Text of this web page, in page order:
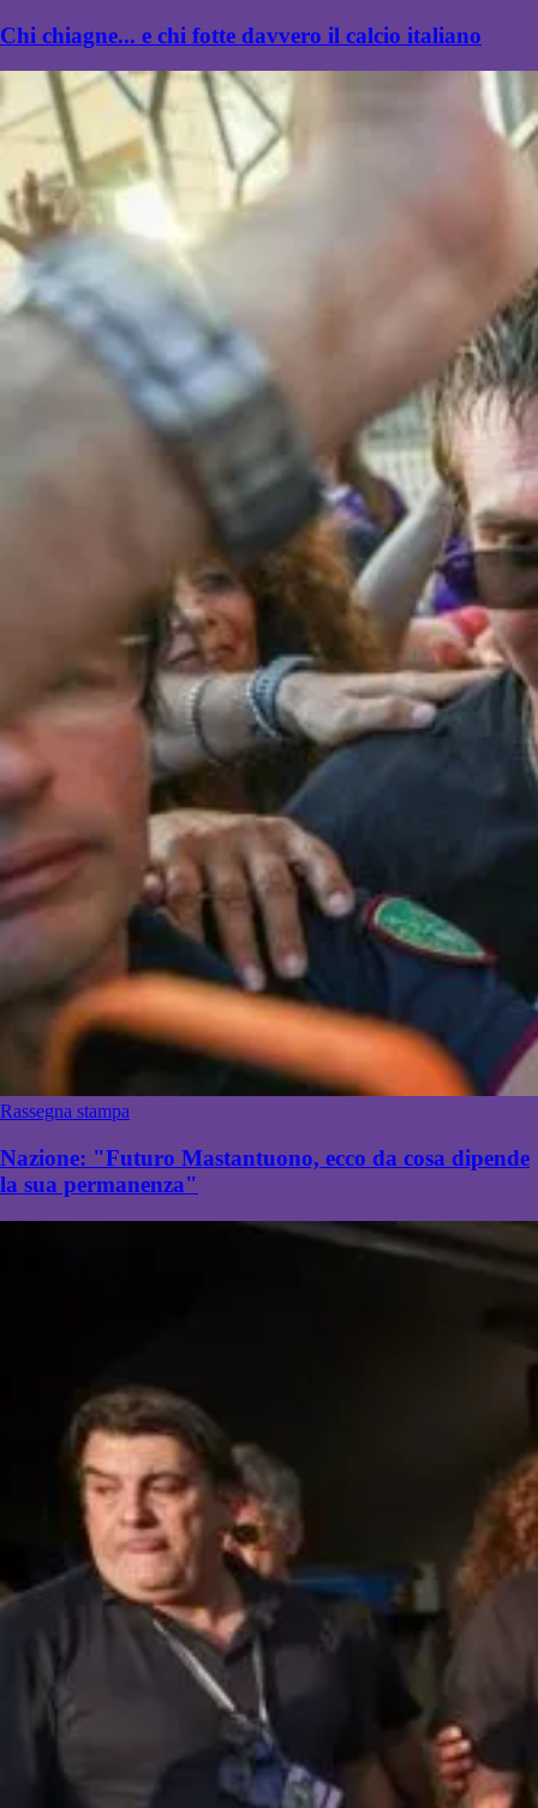
Chi chiagne... e chi fotte davvero il calcio italiano
Rassegna stampa
Nazione: "Futuro Mastantuono, ecco da cosa dipende
la sua permanenza"